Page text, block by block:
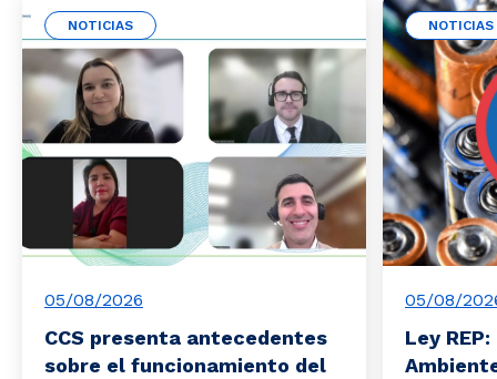
NOTICIAS
05/08/2026
CCS presenta antecedentes
sobre el funcionamiento del
NOTICIAS
05/08/
Ley